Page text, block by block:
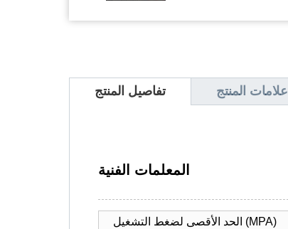
تفاصيل المنتج علامات المنتج
المعلمات الفنية
الحد الأقصى لضغط التشغيل (MPA)